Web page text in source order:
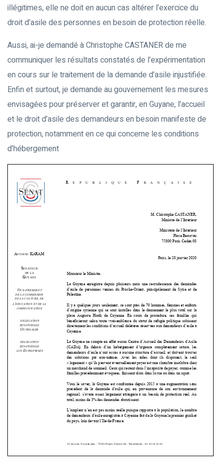
illégitimes, elle ne doit en aucun cas altérer l’exercice du
droit d’asile des personnes en besoin de protection réelle.
Aussi, ai-je demandé à Christophe CASTANER de me
communiquer les résultats constatés de l’expérimentation
en cours sur le traitement de la demande d’asile injustifiée.
Enfin et surtout, je demande au gouvernement les mesures
envisagées pour préserver et garantir, en Guyane, l’accueil
et le droit d’asile des demandeurs en besoin manifeste de
protection, notamment en ce qui concerne les conditions
d’hébergement